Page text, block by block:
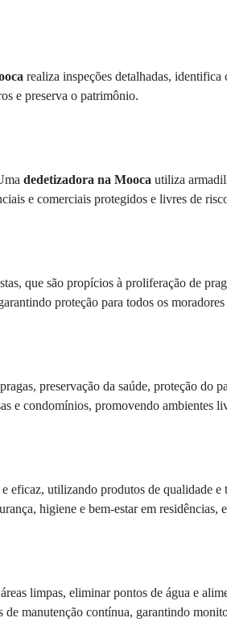
realiza inspeções detalhadas,
e preserva o patrimônio.
dedetizadora na Mooca utiliza
e comerciais protegidos e livres de
que são propícios à proliferação de
proteção para todos os
preservação da saúde, proteção do
e condomínios, promovendo ambientes
eficaz, utilizando produtos de qualidade e
higiene e bem-estar em residências,
limpas, eliminar pontos de água e
de manutenção contínua, garantindo